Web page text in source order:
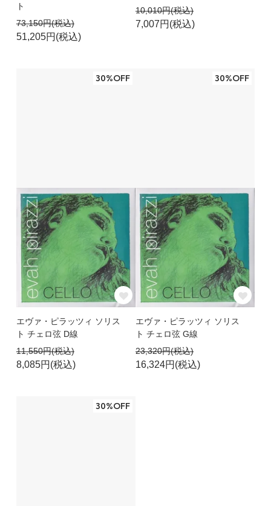
ト
73,150円(税込)
51,205円(税込)
10,010円(税込)
7,007円(税込)
30%OFF
エヴァ・ピラッツィ ソリス
ト チェロ弦 D線
11,550円(税込)
8,085円(税込)
30%OFF
エヴァ・ピラッツィ ソリス
ト チェロ弦 G線
23,320円(税込)
16,324円(税込)
30%OFF